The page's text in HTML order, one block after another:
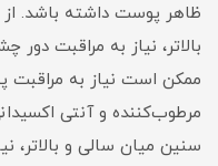
ظاهر پوست داشته باشد.
بالاتر، نیاز به مراقبت
ممکن است نیاز به مراقبت
مرطوب‌کننده و آنتی
سنین میان سالی و بالاتر،